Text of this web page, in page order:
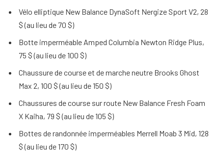
Vélo elliptique New Balance DynaSoft Nergize Sport V2, 28
$ (au lieu de 70 $)
Botte imperméable Amped Columbia Newton Ridge Plus,
75 $ (au lieu de 100 $)
Chaussure de course et de marche neutre Brooks Ghost
Max 2, 100 $ (au lieu de 150 $)
Chaussures de course sur route New Balance Fresh Foam
X Kaiha, 79 $ (au lieu de 105 $)
Bottes de randonnée imperméables Merrell Moab 3 Mid, 128
$ (au lieu de 170 $)